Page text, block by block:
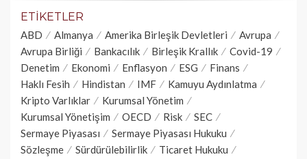
ETIKETLER
ABD Almanya Amerika Birleşik Devletleri
Avrupa
Avrupa Birliği
Bankacılık Birleşik Krallık
Covid-19
Denetim
Ekonomi Enflasyon ESG
Finans
Haklı Fesih
Hindistan IMF
Kamuyu Aydınlatma
Kripto Varlıklar
Kurumsal Yönetim
Kurumsal Yönetişim
OECD Risk
SEC
Sermaye Piyasası
Sermaye Piyasası Hukuku
Sözleşme
Sürdürülebilirlik
Ticaret Hukuku